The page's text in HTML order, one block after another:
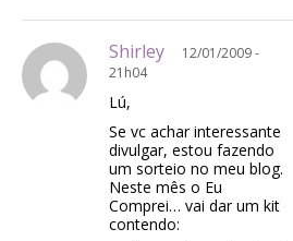
Shirley
12/01/2009 -
21h04
Lú,
Se vc achar interessante
divulgar, estou fazendo
um sorteio no meu blog.
Neste mês o Eu
Comprei… vai dar um kit
contendo: